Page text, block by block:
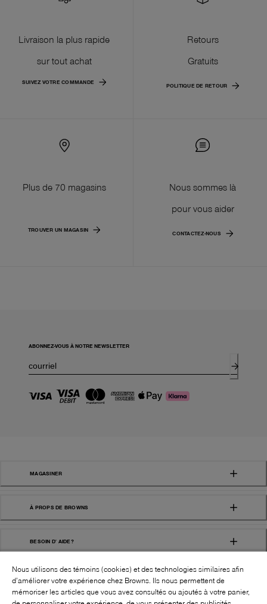
Livraison la plus rapide
sur tout achat
SUIVEZ VOTRE COMMANDE
Retours
Gratuits
POLITIQUE DE RETOUR
Plus de 70 magasins
TROUVER UN MAGASIN
Nous sommes là
pour vous aider
CONTACTEZ-NOUS
ABONNEZ-VOUS À NOTRE NEWSLETTER
MAGASINER
À PROPS DE BROWNS
BESOIN D' AIDE?
Nous utilisons des témoins (cookies) et des technologies similaires afin
d’améliorer votre expérience chez Browns. Ils nous permettent de
mémoriser les articles que vous avez consultés ou ajoutés à votre panier,